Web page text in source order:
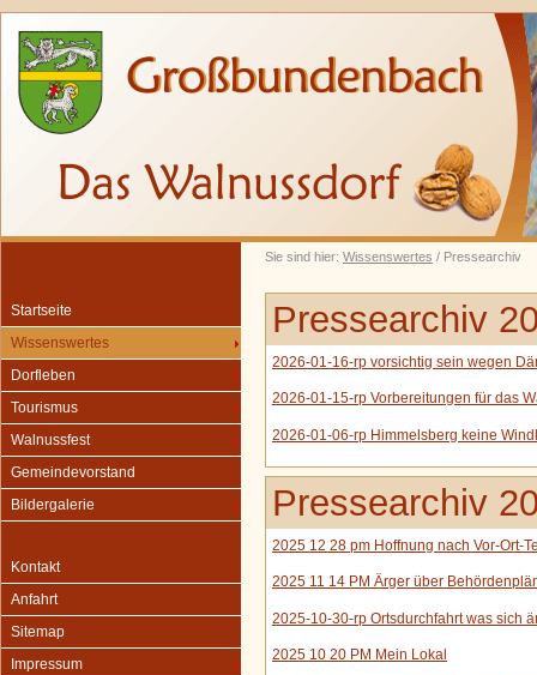
Sie sind hier: Wissenswertes / Pressearchiv
Startseite
Wissenswertes
Dorfleben
Tourismus
Walnussfest
Gemeindevorstand
Bildergalerie
Kontakt
Anfahrt
Sitemap
Impressum
Pressearchiv
2026-01-16-rp vorsichtig sein wegen
2026-01-15-rp Vorbereitungen für das
2026-01-06-rp Himmelsberg keine
Pressearchiv
2025 12 28 pm Hoffnung nach Vor-Ort-
2025 11 14 PM Ärger über
2025-10-30-rp Ortsdurchfahrt was sich
2025 10 20 PM Mein Lokal